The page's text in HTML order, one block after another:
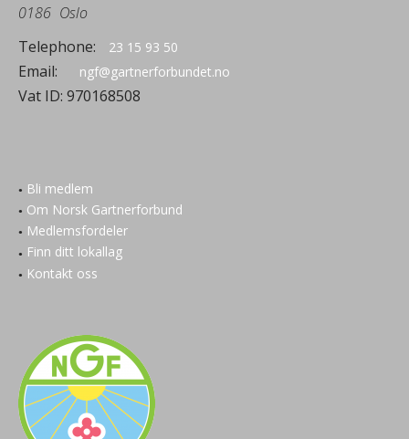
0186 Oslo
Telephone:
23 15 93 50
Email: ngf@gartnerforbundet.no
Vat ID: 970168508
Bli medlem
Om Norsk Gartnerforbund
Medlemsfordeler
Finn ditt lokallag
Kontakt oss